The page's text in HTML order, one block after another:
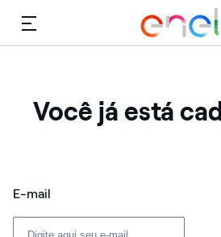
Cardápio
Você já está
Login: usuário e senha
E-mail